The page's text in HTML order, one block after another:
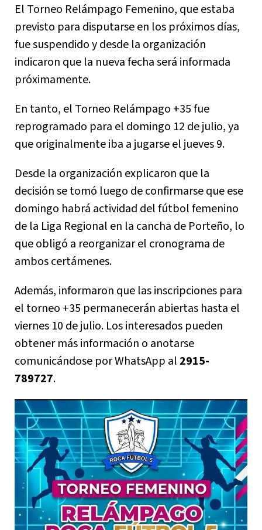
El Torneo Relámpago Femenino, que estaba
previsto para disputarse en los próximos días,
fue suspendido y desde la organización
indicaron que la nueva fecha será informada
próximamente.
En tanto, el Torneo Relámpago +35 fue
reprogramado para el domingo 12 de julio, ya
que originalmente iba a jugarse el jueves 9.
Desde la organización explicaron que la
decisión se tomó luego de confirmarse que ese
domingo habrá actividad del fútbol femenino
de la Liga Regional en la cancha de Porteño, lo
que obligó a reorganizar el cronograma de
ambos certámenes.
Además, informaron que las inscripciones para
el torneo +35 permanecerán abiertas hasta el
viernes 10 de julio. Los interesados pueden
obtener más información o anotarse
comunicándose por WhatsApp al 2915-
789727.